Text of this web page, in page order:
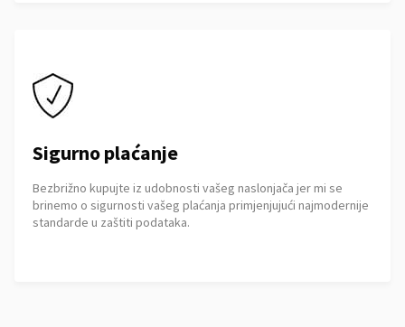
Sigurno plaćanje
Bezbrižno kupujte iz udobnosti vašeg naslonjača jer mi se
brinemo o sigurnosti vašeg plaćanja primjenjujući najmodernije
standarde u zaštiti podataka.